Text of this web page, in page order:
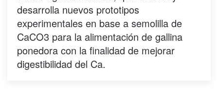
desarrolla nuevos prototipos
experimentales en base a semolilla de
CaCO3 para la alimentación de gallina
ponedora con la finalidad de mejorar
digestibilidad del Ca.